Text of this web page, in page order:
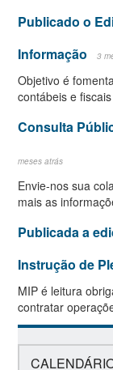
Publicado o
Informação
3
Objetivo é
contábeis e fiscais
Consulta
meses atrás
Envie-nos sua
mais as
Publicada a
Instrução de
MIP é leitura
contratar